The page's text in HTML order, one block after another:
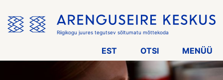
menüü
vahele
Riigikogu juures tegutsev sõltumatu mõttekoda
EST OTSI MENÜÜ